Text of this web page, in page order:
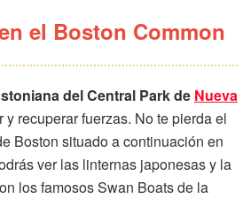
el Boston Common
del Central Park de Nueva
y recuperar fuerzas. No te pierda el
Boston situado a continuación en
ver las linternas japonesas y la
los famosos Swan Boats de la